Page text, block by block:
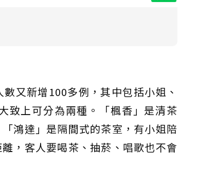
又新增100多例，其中包括小姐、
致上可分為兩種。「楓香」是清茶
鴻達」是隔間式的茶室，有小姐陪
，客人要喝茶、抽菸、唱歌也不會